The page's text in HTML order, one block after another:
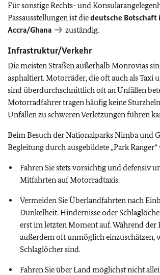
Für sonstige Rechts- und
Passausstellungen ist diedeutsche Botschaft
Accra/Ghana
zuständig.
Infrastruktur/Verkehr
Die meisten Straßen außerhalb Monrovias
asphaltiert. Motorräder, die oft auch als Taxi
sind überdurchschnittlich oft an Unfällen
Motorradfahrer tragen häufig keine
Unfällen zu schweren Verletzungen führen
Beim Besuch der Nationalparks Nimba und
Begleitung durch ausgebildete „Park
Fahren Sie stets vorsichtig und defensiv
Mitfahrten auf Motorradtaxis.
Vermeiden Sie Überlandfahrten nach
Dunkelheit. Hindernisse oder
erst im letzten Moment auf. Während der
außerdem oft unmöglich einzuschätzen,
Schlaglöcher sind.
Fahren Sie über Land möglichst nicht